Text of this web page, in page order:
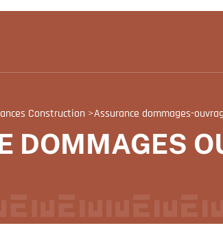
Construction>Assurance dommages-
DOMMAGES